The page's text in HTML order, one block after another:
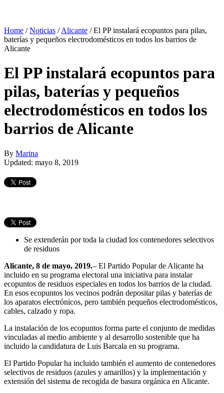
Home /Noticias /Alicante /El PP instalará ecopuntos para pilas,
baterías y pequeños electrodomésticos en todos los barrios de
Alicante
El PP instalará ecopuntos para
pilas, baterías y pequeños
electrodomésticos en todos los
barrios de Alicante
By Marina
Updated: mayo 8, 2019
Se extenderán por toda la ciudad los contenedores selectivos
de residuos
Alicante, 8 de mayo, 2019.– El Partido Popular de Alicante ha
incluido en su programa electoral una iniciativa para instalar
ecopuntos de residuos especiales en todos los barrios de la ciudad.
En esos ecopuntos los vecinos podrán depositar pilas y baterías de
los aparatos electrónicos, pero también pequeños electrodomésticos,
cables, calzado y ropa.
La instalación de los ecopuntos forma parte el conjunto de medidas
vinculadas al medio ambiente y al desarrollo sostenible que ha
incluido la candidatura de Luis Barcala en su programa.
El Partido Popular ha incluido también el aumento de contenedores
selectivos de residuos (azules y amarillos) y la implementación y
extensión del sistema de recogida de basura orgánica en Alicante.